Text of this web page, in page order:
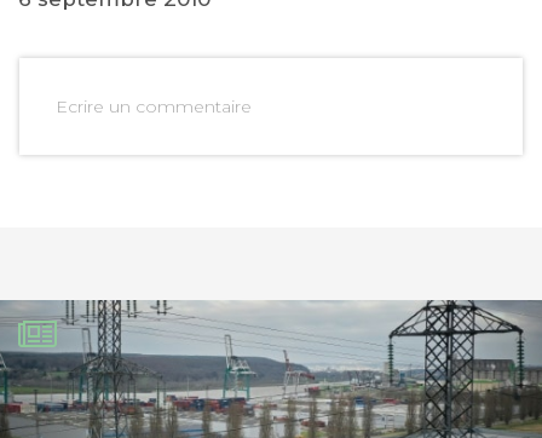
Ecrire un commentaire